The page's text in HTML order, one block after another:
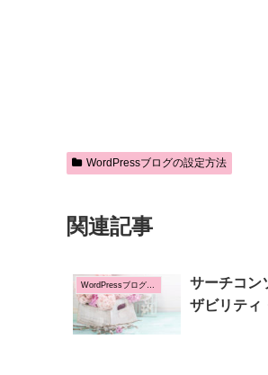
WordPressブログの設定方法
関連記事
WordPressブログの設定方法
サーチコン
ザビリティ